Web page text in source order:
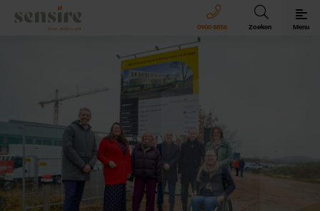
Sensire logo
0900 8856 Zoeken Menu
Sensire bij u thuis
Revalideren met Sensire
Wonen en zorg met Sensire
Meer over Sensire